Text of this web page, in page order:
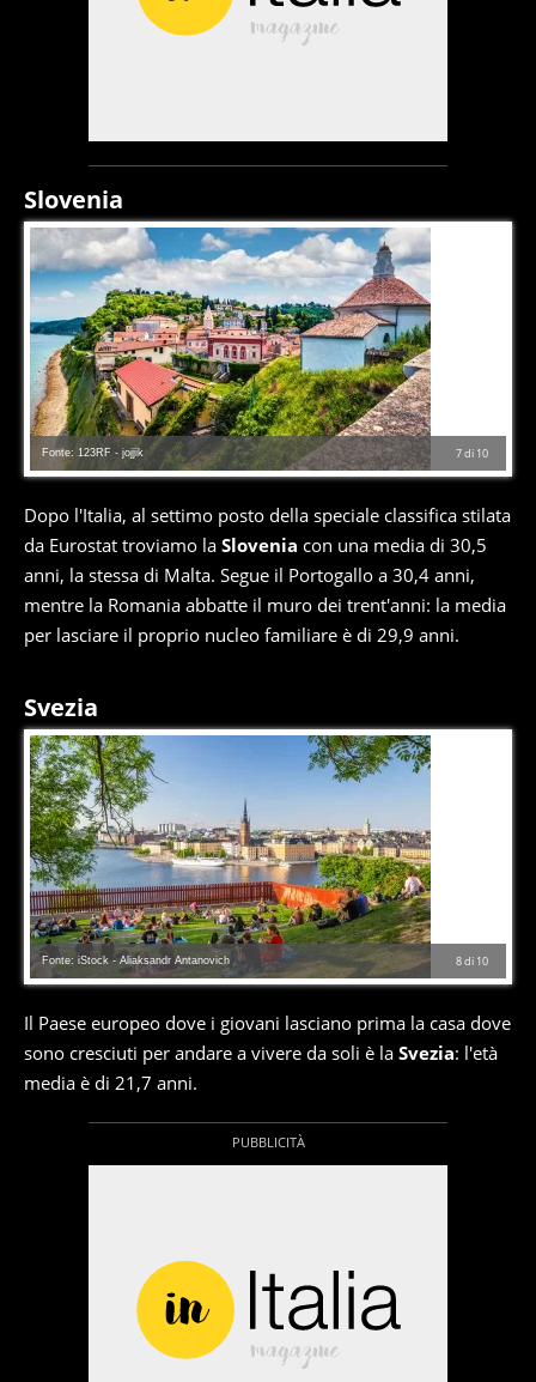
Slovenia
7di 10
Fonte: 123RF - jojjik
Dopo l'Italia, al settimo posto della speciale classifica stilata
da Eurostat troviamo la Slovenia con una media di 30,5
anni, la stessa di Malta. Segue il Portogallo a 30,4 anni,
mentre la Romania abbatte il muro dei trent'anni: la media
per lasciare il proprio nucleo familiare è di 29,9 anni.
Svezia
8di 10
Fonte: iStock - Aliaksandr Antanovich
Il Paese europeo dove i giovani lasciano prima la casa dove
sono cresciuti per andare a vivere da soli è la Svezia: l'età
media è di 21,7 anni.